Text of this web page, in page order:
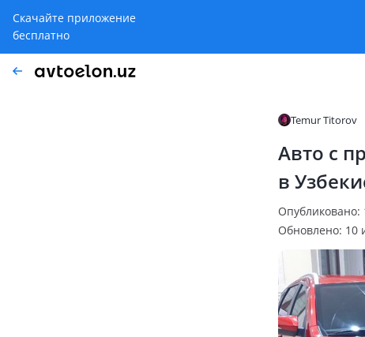
Скачайте приложение
бесплатно
Temur Titorov
Авто с
в
Опубликовано:
Обновлено: 10